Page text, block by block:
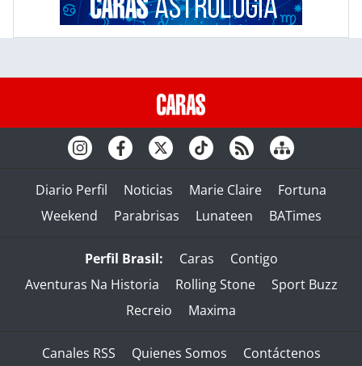
Diario Perfil Noticias Marie Claire
Fortuna
Weekend
Parabrisas Lunateen BATimes
Perfil Brasil: Caras
Contigo
Aventuras Na Historia
Rolling Stone
Sport Buzz
Recreio
Maxima
Canales RSS Quienes Somos Contáctenos